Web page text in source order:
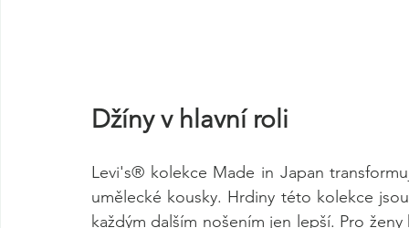
Džíny v hlavní roli
Levi's® kolekce Made in Japan
umělecké kousky. Hrdiny této kolekce
každým dalším nošením jen lepší. Pro